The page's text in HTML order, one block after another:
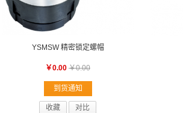
YSMSW 精密锁定螺帽
￥0.00 ￥0.00
到货通知
收藏 对比